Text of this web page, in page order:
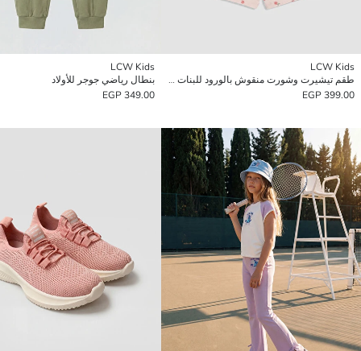
LCW Kids
طقم تيشيرت وشورت منقوش بالورود للبنات الرضع
399.00 EGP
LCW Kids
بنطال رياضي جوجر للأولاد
349.00 EGP